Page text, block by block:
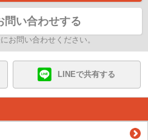
問い合わせする
お問い合わせください。
LINEで共有する